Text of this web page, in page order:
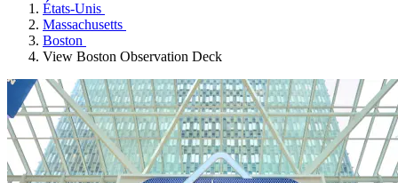
États-Unis
Massachusetts
Boston
View Boston Observation Deck